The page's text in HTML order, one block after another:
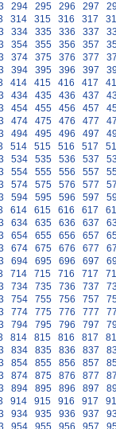
294 295 296 297
314 315 316 317
334 335 336 337
354 355 356 357
374 375 376 377
394 395 396 397
414 415 416 417
434 435 436 437
454 455 456 457
474 475 476 477
494 495 496 497
514 515 516 517
534 535 536 537
554 555 556 557
574 575 576 577
594 595 596 597
614 615 616 617
634 635 636 637
654 655 656 657
674 675 676 677
694 695 696 697
714 715 716 717
734 735 736 737
754 755 756 757
774 775 776 777
794 795 796 797
814 815 816 817
834 835 836 837
854 855 856 857
874 875 876 877
894 895 896 897
914 915 916 917
934 935 936 937
954 955 956 957